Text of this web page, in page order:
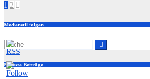
Seitennummerierung
der
1 2
Medienstil folgen
Neueste Beiträge